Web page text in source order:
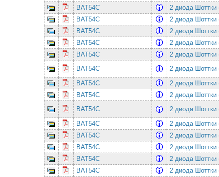
BAT54C
2 диода
BAT54C
2 диода
BAT54C
2 диода
BAT54C
2 диода
BAT54C
2 диода
BAT54C
2 диода
BAT54C
2 диода
BAT54C
2 диода
BAT54C
2 диода
BAT54C
2 диода
BAT54C
2 диода
BAT54C
2 диода
BAT54C
2 диода
BAT54C
2 диода